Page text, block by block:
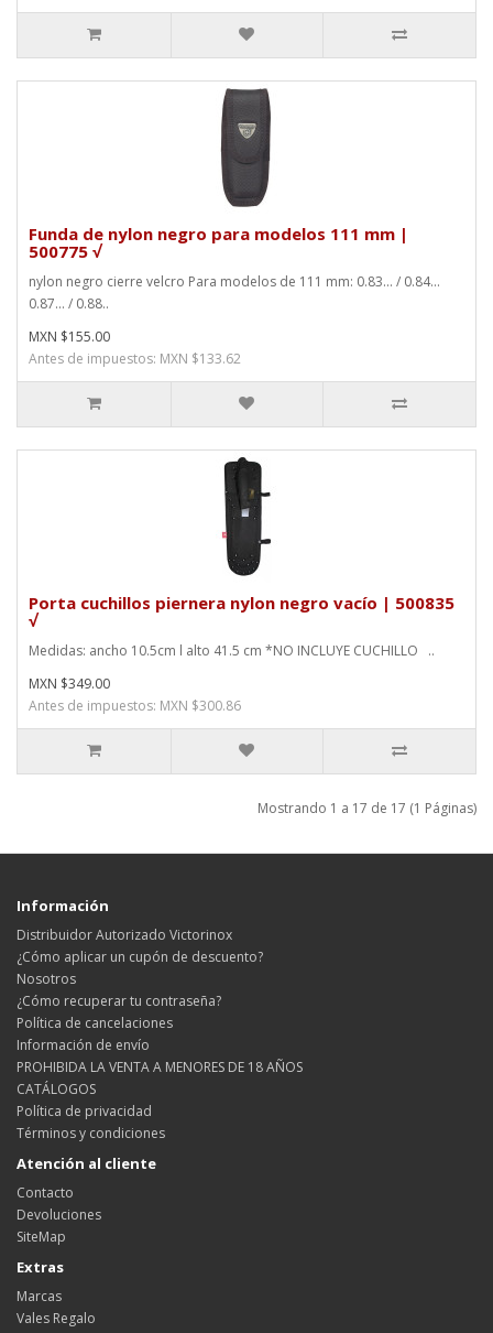
Funda de nylon negro para modelos 111 mm |
500775 √
nylon negro cierre velcro Para modelos de 111 mm: 0.83... / 0.84...
0.87... / 0.88..
MXN $155.00
Antes de impuestos: MXN $133.62
Porta cuchillos piernera nylon negro vacío | 500835
√
Medidas: ancho 10.5cm l alto 41.5 cm *NO INCLUYE CUCHILLO ..
MXN $349.00
Antes de impuestos: MXN $300.86
Mostrando 1 a 17 de 17 (1 Páginas)
Información
Distribuidor Autorizado Victorinox
¿Cómo aplicar un cupón de descuento?
Nosotros
¿Cómo recuperar tu contraseña?
Política de cancelaciones
Información de envío
PROHIBIDA LA VENTA A MENORES DE 18 AÑOS
CATÁLOGOS
Política de privacidad
Términos y condiciones
Atención al cliente
Contacto
Devoluciones
SiteMap
Extras
Marcas
Vales Regalo